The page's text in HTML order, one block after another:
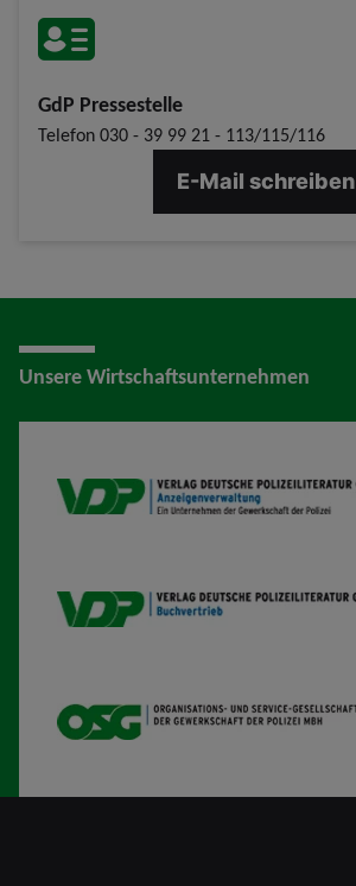
GdP Pressestelle
Telefon 030 - 39 99 21 - 113/115/116
E-Mail schreiben
Unsere Wirtschaftsunternehmen
VDP AV
VDP B
OSG